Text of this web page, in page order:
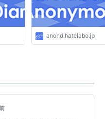
anond.hatelabo.jp